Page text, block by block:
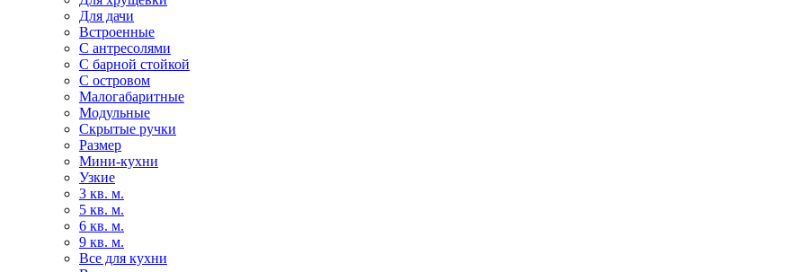
Для дачи
Встроенные
С антресолями
С барной стойкой
С островом
Малогабаритные
Модульные
Скрытые ручки
Размер
Мини-кухни
Узкие
3 кв. м.
5 кв. м.
6 кв. м.
9 кв. м.
Все для кухни